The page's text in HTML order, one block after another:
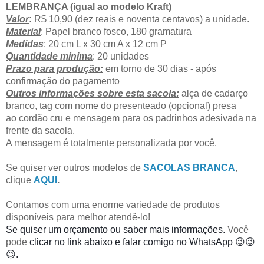
LEMBRANÇA (igual ao modelo Kraft)
Valor: R$ 10,90 (dez reais e noventa centavos) a unidade.
Material: Papel branco fosco, 180 gramatura
Medidas: 20 cm L x 30 cm A x 12 cm P
Quantidade mínima: 20 unidades
Prazo para produção: em torno de 30 dias - após
confirmação do pagamento
Outros informações sobre esta sacola: alça de cadarço
branco, tag com nome do presenteado (opcional) presa
ao cordão cru e mensagem para os padrinhos adesivada na
frente da sacola.
A mensagem é totalmente personalizada por você.
Se quiser ver outros modelos de SACOLAS BRANCA,
clique AQUI .
Contamos com uma enorme variedade de produtos
disponíveis para melhor atendê-lo!
Se quiser um orçamento ou saber mais informações. Você
pode clicar no link abaixo e falar comigo no WhatsApp 😉😉
😉.